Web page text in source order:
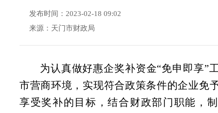
发布时间：2023-02-18 09:02
来源：天门市财政局
为认真做好惠企奖补资金“免申即享”
市营商环境，实现符合政策条件的企业免
享受奖补的目标，结合财政部门职能，